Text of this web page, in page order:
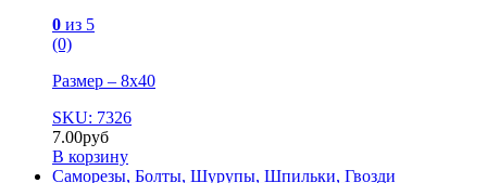
0 из 5
(0)
Размер – 8х40
SKU: 7326
7.00руб
В корзину
Саморезы, Болты, Шурупы, Шпильки, Гвозди